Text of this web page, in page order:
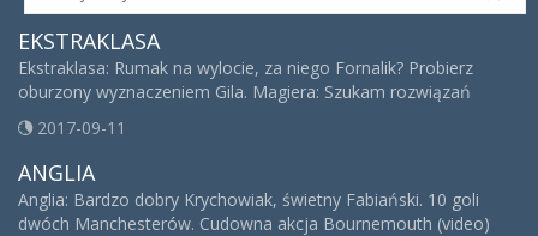
EKSTRAKLASA
Ekstraklasa: Rumak na wylocie, za niego Fornalik? Probierz
oburzony wyznaczeniem Gila. Magiera: Szukam rozwiązań
2017-09-11
ANGLIA
Anglia: Bardzo dobry Krychowiak, świetny Fabiański. 10 goli
dwóch Manchesterów. Cudowna akcja Bournemouth (video)